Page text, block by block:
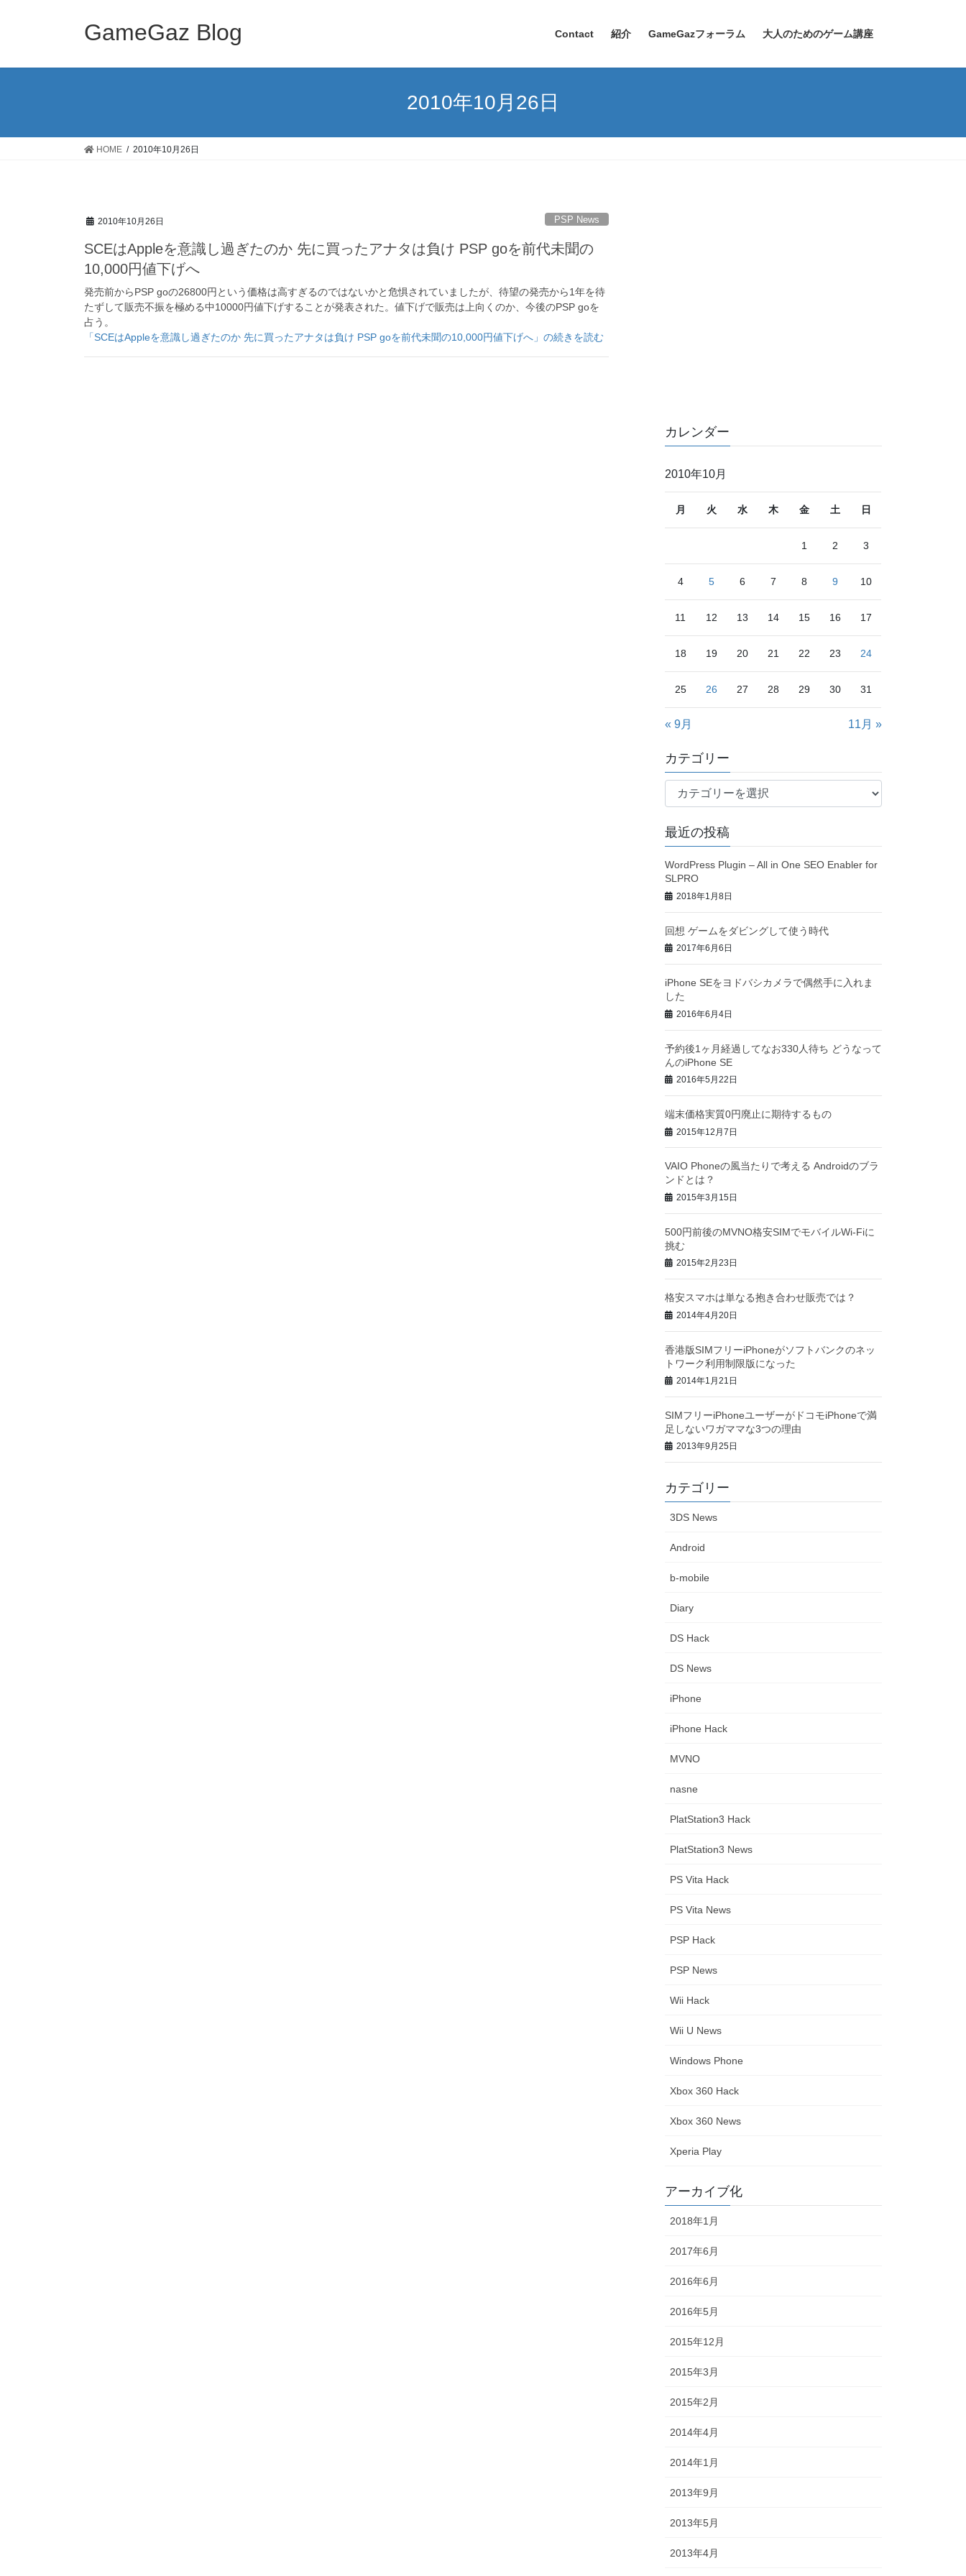
GameGaz Blog Contact 紹介 GameGazフォーラム 大人のためのゲーム講座
2010年10月26日
HOME 2010年10月26日
2010年10月26日 PSP News
SCEはAppleを意識し過ぎたのか 先に買ったアナタは負け PSP goを前代未聞の
10,000円値下げへ
発売前からPSP goの26800円という価格は高すぎるのではないかと危惧されていましたが、待望の発売から1年を待
たずして販売不振を極める中10000円値下げすることが発表された。値下げで販売は上向くのか、今後のPSP goを
占う。
「SCEはAppleを意識し過ぎたのか 先に買ったアナタは負け PSP goを前代未聞の10,000円値下げへ」の続きを読む
カレンダー
2010年10月
月 火 水 木 金 土 日
1 2 3
4 5 6 7 8 9 10
11 12 13 14 15 16 17
18 19 20 21 22 23 24
25 26 27 28 29 30 31
« 9月 11月 »
カテゴリー
テ
リ
最近の投稿
WordPress Plugin – All in One SEO Enabler for
SLPRO
2018年1月8日
回想 ゲームをダビングして使う時代
2017年6月6日
iPhone SEをヨドバシカメラで偶然手に入れま
した
2016年6月4日
予約後1ヶ月経過してなお330人待ち どうなって
んのiPhone SE
2016年5月22日
端末価格実質0円廃止に期待するもの
2015年12月7日
VAIO Phoneの風当たりで考える Androidのブラ
ンドとは？
2015年3月15日
500円前後のMVNO格安SIMでモバイルWi-Fiに
挑む
2015年2月23日
格安スマホは単なる抱き合わせ販売では？
2014年4月20日
香港版SIMフリーiPhoneがソフトバンクのネッ
トワーク利用制限版になった
2014年1月21日
SIMフリーiPhoneユーザーがドコモiPhoneで満
足しないワガママな3つの理由
2013年9月25日
カテゴリー
3DS News
Android
b-mobile
Diary
DS Hack
DS News
iPhone
iPhone Hack
MVNO
nasne
PlatStation3 Hack
PlatStation3 News
PS Vita Hack
PS Vita News
PSP Hack
PSP News
Wii Hack
Wii U News
Windows Phone
Xbox 360 Hack
Xbox 360 News
Xperia Play
アーカイブ化
2018年1月
2017年6月
2016年6月
2016年5月
2015年12月
2015年3月
2015年2月
2014年4月
2014年1月
2013年9月
2013年5月
2013年4月